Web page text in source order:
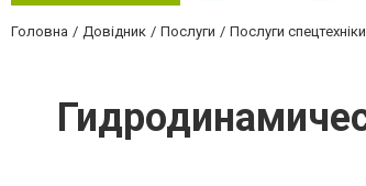
Головна Довідник Послуги Послуги спецтехніки